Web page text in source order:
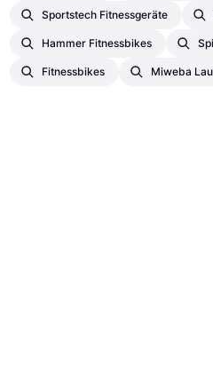
Sportstech Fitnessgeräte
Hammer Fitnessbikes
Fitnessbikes Miweba